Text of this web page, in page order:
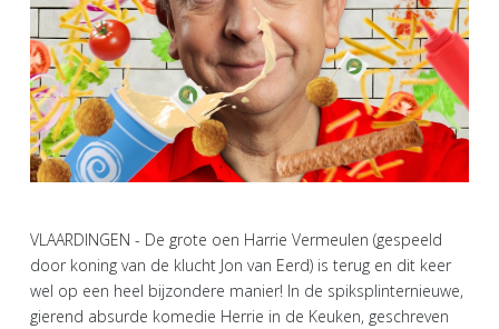
VLAARDINGEN - De grote oen Harrie Vermeulen (gespeeld
door koning van de klucht Jon van Eerd) is terug en dit keer
wel op een heel bijzondere manier! In de spiksplinternieuwe,
gierend absurde komedie Herrie in de Keuken, geschreven